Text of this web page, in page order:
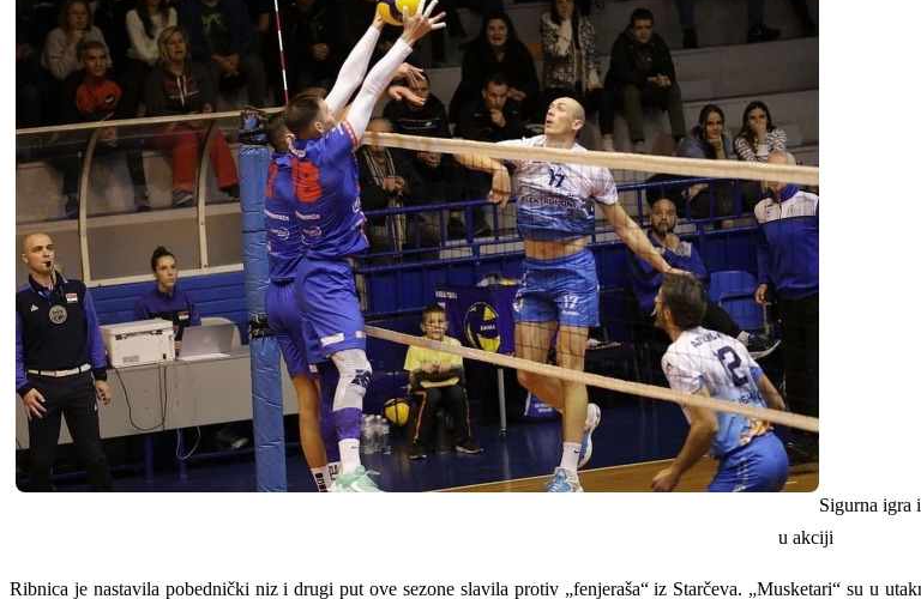
Sigurna igra
u akciji
Ribnica je nastavila pobednički niz i drugi put ove sezone slavila protiv „fenjeraša“ iz Starčeva. „Musketari“ su u